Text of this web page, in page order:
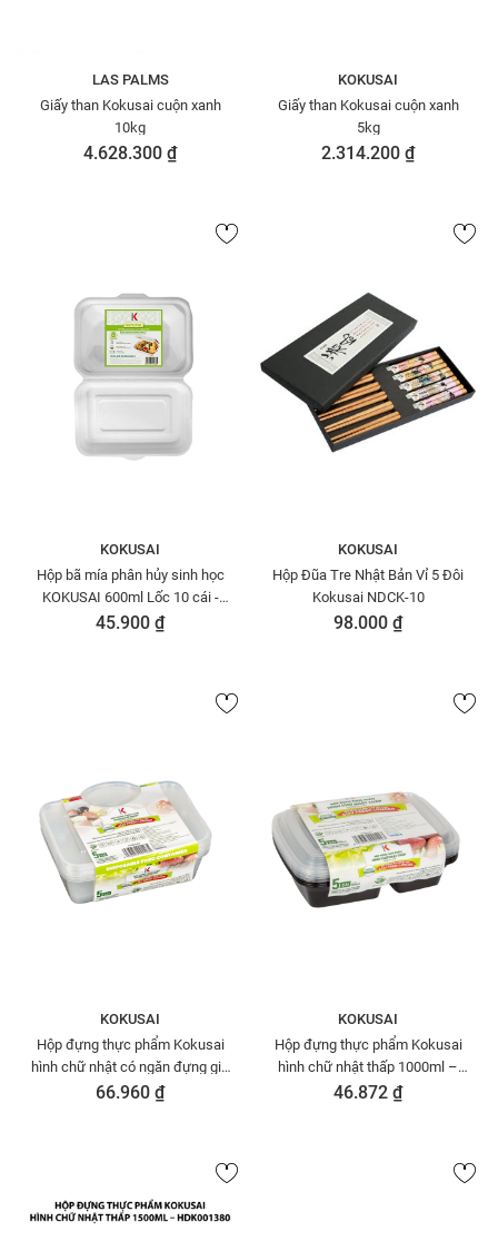
LAS PALMS
Giấy than Kokusai cuộn xanh
10kg
4.628.300 ₫
KOKUSAI
Giấy than Kokusai cuộn xanh
5kg
2.314.200 ₫
KOKUSAI
Hộp bã mía phân hủy sinh học
KOKUSAI 600ml Lốc 10 cái -
180862
45.900 ₫
KOKUSAI
Hộp Đũa Tre Nhật Bản Vỉ 5 Đôi
Kokusai NDCK-10
98.000 ₫
KOKUSAI
Hộp đựng thực phẩm Kokusai
hình chữ nhật có ngăn đựng gia
vị – HDK001465
66.960 ₫
KOKUSAI
Hộp đựng thực phẩm Kokusai
hình chữ nhật thấp 1000ml –
HDK001427
46.872 ₫